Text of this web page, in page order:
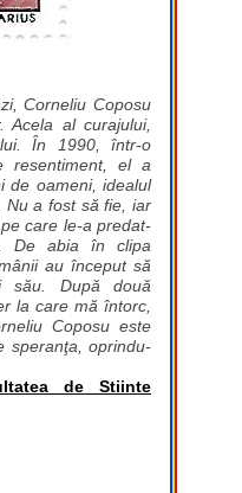
Corneliu Coposu
Acela al curajului,
În 1990, într-o
resentiment, el a
de oameni, idealul
Nu a fost să fie, iar
care le-a predat-
De abia în clipa
au început să
său. După două
la care mă întorc,
Coposu este
speranţa, oprindu-
de Stiinte